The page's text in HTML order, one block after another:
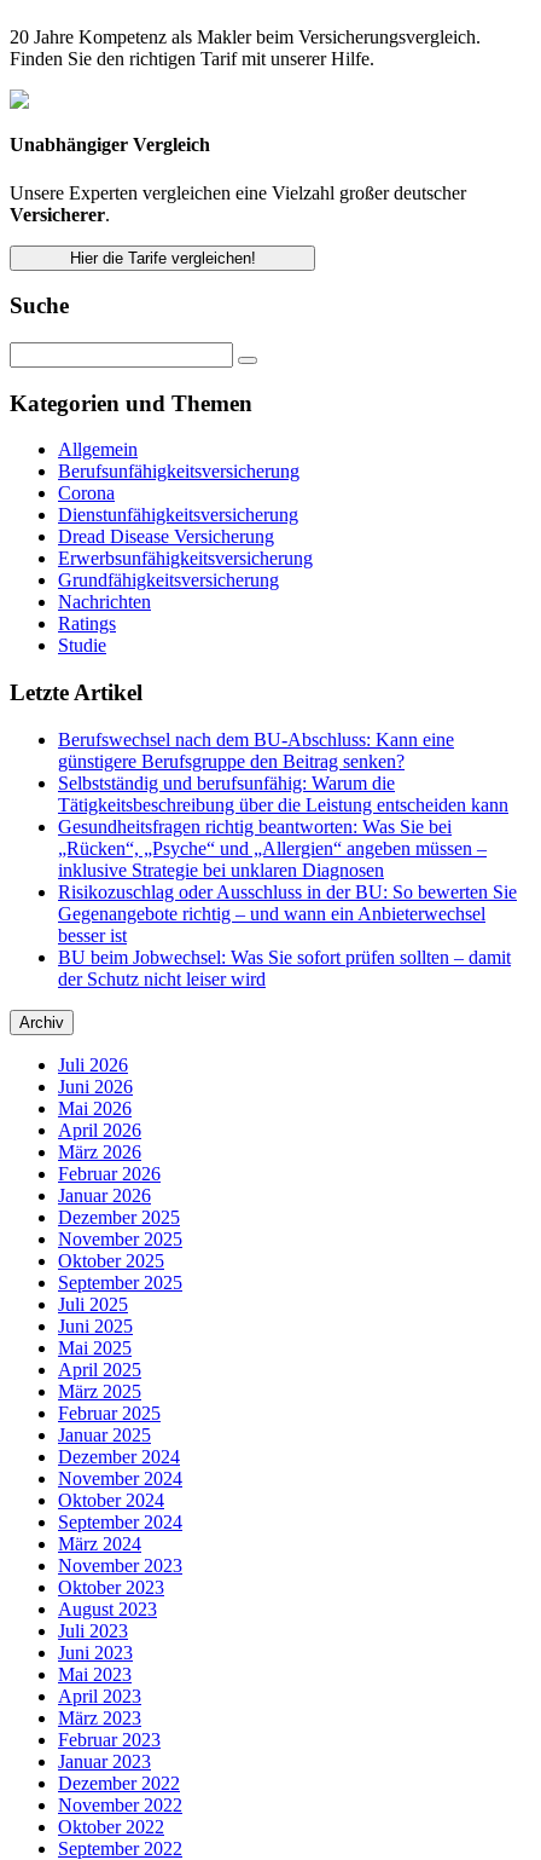
20 Jahre Kompetenz als Makler beim Versicherungsvergleich.
Finden Sie den richtigen Tarif mit unserer Hilfe.
Unabhängiger Vergleich
Unsere Experten vergleichen eine Vielzahl großer deutscher
Versicherer.
Hier die Tarife vergleichen!
Suche
Kategorien und Themen
Allgemein
Berufsunfähigkeitsversicherung
Corona
Dienstunfähigkeitsversicherung
Dread Disease Versicherung
Erwerbsunfähigkeitsversicherung
Grundfähigkeitsversicherung
Nachrichten
Ratings
Studie
Letzte Artikel
Berufswechsel nach dem BU-Abschluss: Kann eine
günstigere Berufsgruppe den Beitrag senken?
Selbstständig und berufsunfähig: Warum die
Tätigkeitsbeschreibung über die Leistung entscheiden kann
Gesundheitsfragen richtig beantworten: Was Sie bei
„Rücken“, „Psyche“ und „Allergien“ angeben müssen –
inklusive Strategie bei unklaren Diagnosen
Risikozuschlag oder Ausschluss in der BU: So bewerten Sie
Gegenangebote richtig – und wann ein Anbieterwechsel
besser ist
BU beim Jobwechsel: Was Sie sofort prüfen sollten – damit
der Schutz nicht leiser wird
Archiv
Juli 2026
Juni 2026
Mai 2026
April 2026
März 2026
Februar 2026
Januar 2026
Dezember 2025
November 2025
Oktober 2025
September 2025
Juli 2025
Juni 2025
Mai 2025
April 2025
März 2025
Februar 2025
Januar 2025
Dezember 2024
November 2024
Oktober 2024
September 2024
März 2024
November 2023
Oktober 2023
August 2023
Juli 2023
Juni 2023
Mai 2023
April 2023
März 2023
Februar 2023
Januar 2023
Dezember 2022
November 2022
Oktober 2022
September 2022